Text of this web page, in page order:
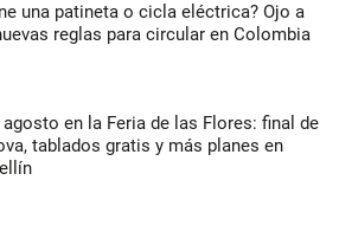
una patineta o cicla eléctrica? Ojo a
reglas para circular en Colombia
agosto en la Feria de las Flores: final de
tablados gratis y más planes en